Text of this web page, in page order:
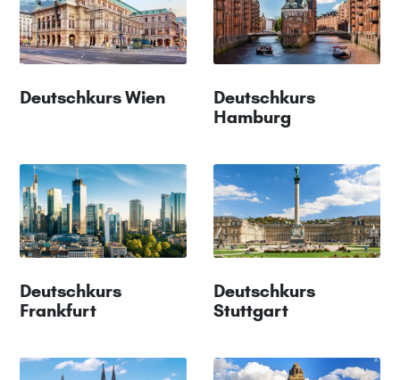
Deutschkurs Wien
Deutschkurs
Hamburg
Deutschkurs
Frankfurt
Deutschkurs
Stuttgart